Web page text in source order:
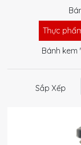
Thực
Bánh kem
Sắp Xếp